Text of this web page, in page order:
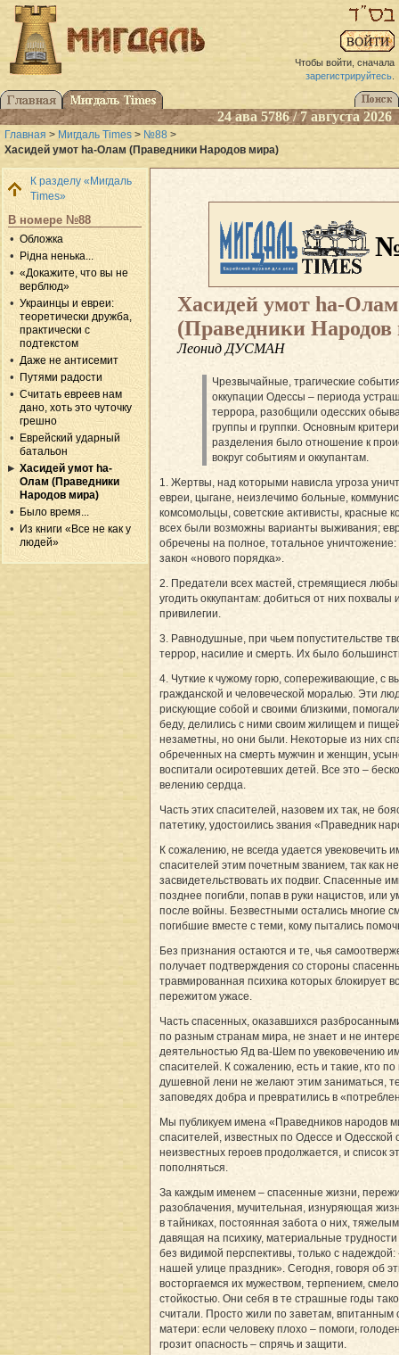
Чтобы войти, сначала
зарегистрируйтесь.
24 ава 5786 / 7 августа 2026
Главная > Мигдаль Times > №88 >
Хасидей умот hа-Олам (Праведники Народов мира)
К разделу «Мигдаль
Times»
В номере №88
Обложка
Рідна ненька...
«Докажите, что вы не
верблюд»
Украинцы и евреи:
теоретически дружба,
практически с
подтекстом
Даже не антисемит
Путями радости
Считать евреев нам
дано, хоть это чуточку
грешно
Еврейский ударный
батальон
Хасидей умот hа-
Олам (Праведники
Народов мира)
Было время...
Из книги «Все не как у
людей»
Хасидей умот hа-Олам
(Праведники Народов
Леонид ДУСМАН
Чрезвычайные, трагические
оккупации Одессы – периода
террора, разобщили одесских
группы и группки. Основным
разделения было отношение к
вокруг событиям и оккупантам.
1. Жертвы, над которыми нависла угроза
евреи, цыгане, неизлечимо больные,
комсомольцы, совет­ские активисты, красные
всех были возможны варианты выживания;
обречены на полное, тотальное уничтожение:
закон «нового порядка».
2. Предатели всех мастей, стремящиеся
угодить оккупантам: добиться от них похвалы
привилегии.
3. Равнодушные, при чьем попуститель­стве
террор, насилие и смерть. Их было
4. Чуткие к чужому горю, сопереживающие, с
гражданской и человеческой моралью. Эти
рискующие собой и своими близкими,
беду, делились с ними своим жилищем и
незаметны, но они были. Некоторые из них
обреченных на смерть мужчин и женщин,
воспитали осиротевших детей. Все это –
велению сердца.
Часть этих спасителей, назовем их так, не
патетику, удостоились звания «Праведник
К сожалению, не всегда удается увековечить
спасителей этим почетным званием, так как
засвидетельствовать их подвиг. Спасенные
позднее погибли, попав в руки нацистов, или
после войны. Безвестными остались многие
погибшие вместе с теми, кому пытались
Без признания остаются и те, чья
получает подтверждения со стороны
травмированная психика которых блокирует
пережитом ужасе.
Часть спасенных, оказавшихся
по разным странам мира, не знает и не
деятельно­стью Яд ва-Шем по увековечению
спасителей. К сожалению, есть и такие, кто
душевной лени не желают этим заниматься,
заповедях добра и превратились в
Мы публикуем имена «Праведников народов
спасителей, известных по Одессе и Одесской
неизвестных героев продолжается, и список
пополняться.
За каждым именем – спасенные жизни,
разоблачения, мучительная, изнуряющая
в тайниках, постоянная забота о них,
давящая на психику, материальные трудности
без видимой перспективы, только с
нашей улице праздник». Сегодня, говоря об
восторгаемся их мужеством, терпением,
стойкостью. Они себя в те страшные годы
считали. Просто жили по заветам, впитанным
матери: если человеку плохо – помоги,
грозит опасность – спрячь и защити.